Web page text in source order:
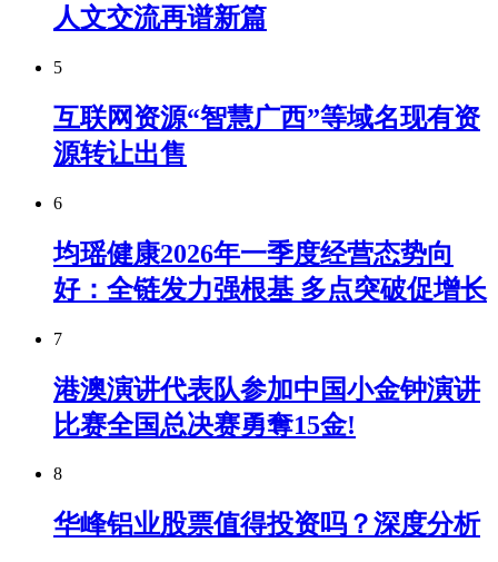
人文交流再谱新篇
5
互联网资源“智慧广西”等域名现有资
源转让出售
6
均瑶健康2026年一季度经营态势向
好：全链发力强根基 多点突破促增长
7
港澳演讲代表队参加中国小金钟演讲
比赛全国总决赛勇奪15金!
8
华峰铝业股票值得投资吗？深度分析